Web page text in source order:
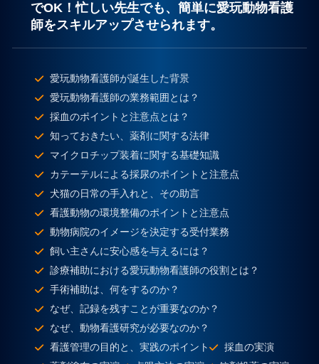
でOK！忙しい先生でも、簡単に愛玩動物看護
師をスキルアップさせられます。
愛玩動物看護師が誕生した背景
愛玩動物看護師の業務範囲とは？
採血のポイントと注意点とは？
知っておきたい、薬剤に関する法律
マイクロチップ装着に関する基礎知識
カテーテルによる採尿のポイントと注意点
犬猫の日常の手入れと、その助言
看護動物の環境整備のポイントと注意点
動物病院のイメージを決定する受付業務
飼い主さんに安心感を与えるには？
診療補助における愛玩動物看護師の役割とは？
手術補助は、何をするのか？
なぜ、記録を残すことが重要なのか？
なぜ、動物看護研究が必要なのか？
看護管理の目的と、実践のポイント
採血の実演